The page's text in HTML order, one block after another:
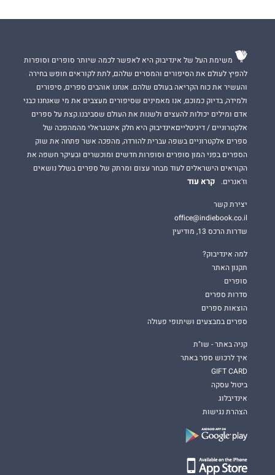
משימת העל של אינדיבוק היא לאפשר לכמה שיותר סופרים וסופרות
להפיץ לעולם את הסיפורים והמסרים שלהם, לתת לקוראים חופש בחירה
והעשיר את כוח הקריאה בעולם שלהם. אנחנו אוהבים ספרים, סיפורים
ולמידה, בדיוק כמוכם, אנו מאמינים שסיפורים מעצבים את מי שאנחנו כבני
אדם ומילים יכולות להעצים ולשנות את העולם שסביבנו.קצת על ספרים
אלקטרוניים / דיגיטלייםאינדיבוק היא חלק אינטגראלי מהמהפכה של
ספרים אלקטרוניים בשפה עברית להורדה, מהפכה אשר פתחה את שוק
הספרים בפני המון סופרים וסופרות חדשים ומוכשרים ובעיקר חשפה את
הקוראים הישראלים לעוד מבחר עצום ומרתק של ספרים בשלל נושאים
וז'אנרים.
קרא עוד
יצירת קשר
office@indiebook.co.il
שדרות הרכס 13, מודיעין
למה אינדיבוק?
תקנון האתר
סופרים
סדרות ספרים
הוצאות ספרים
ספרים במבצעים ושיתופי פעולה
קניה באתר - שו"ת
איך לרכוש ספר באתר
GIFT CARD
ביטול עסקה
אינדיבלוג
הצהרת נגישות